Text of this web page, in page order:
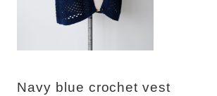
Navy blue crochet vest